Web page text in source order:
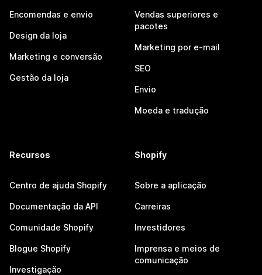
Encomendas e envio
Design da loja
Marketing e conversão
Gestão da loja
Vendas superiores e
pacotes
Marketing por e-mail
SEO
Envio
Moeda e tradução
Recursos
Centro de ajuda Shopify
Documentação da API
Comunidade Shopify
Blogue Shopify
Investigação
Shopify
Sobre a aplicação
Carreiras
Investidores
Imprensa e meios de
comunicação